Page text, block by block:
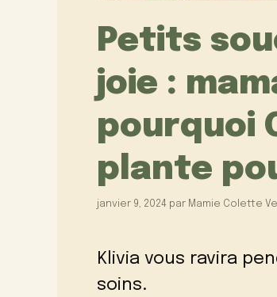
Petits
joie :
pourquoi
plante
janvier 9, 2024 par Mamie Colette
Klivia vous ravira
soins.